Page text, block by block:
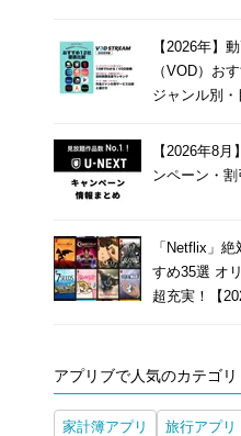
【2026年】
（VOD）お
ジャンル別
【2026年8
ンペーン・割
「Netflix」
すめ35選 オ
超充実！【
アプリブで人気のカテゴリ
家計簿アプリ 旅行アプリ